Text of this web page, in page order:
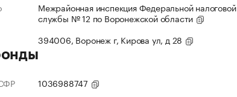
Межрайонная инспекция Федеральной налоговой
службы № 12 по Воронежской области
394006, Воронеж г, Кирова ул, д 28
1036988747